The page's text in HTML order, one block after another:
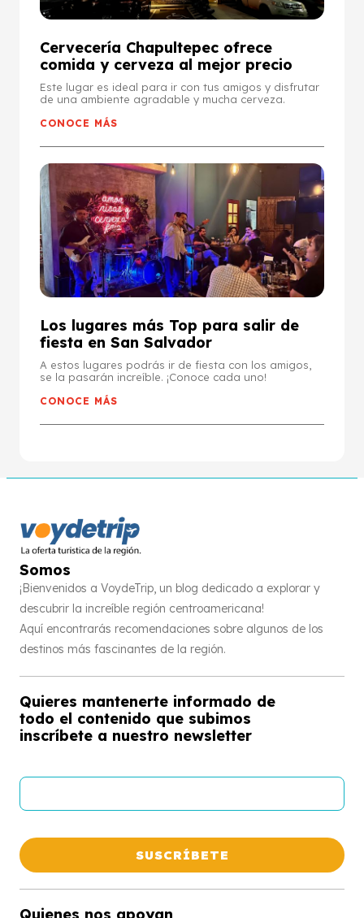
Cervecería Chapultepec ofrece
comida y cerveza al mejor precio
Este lugar es ideal para ir con tus amigos y disfrutar
de una ambiente agradable y mucha cerveza.
CONOCE MÁS
Los lugares más Top para salir de
fiesta en San Salvador
A estos lugares podrás ir de fiesta con los amigos,
se la pasarán increíble. ¡Conoce cada uno!
CONOCE MÁS
Somos
¡Bienvenidos a VoydeTrip, un blog dedicado a explorar y
descubrir la increíble región centroamericana!
Aquí encontrarás recomendaciones sobre algunos de los
destinos más fascinantes de la región.
Quieres mantenerte informado de
todo el contenido que subimos
inscríbete a nuestro newsletter
Quienes nos apoyan